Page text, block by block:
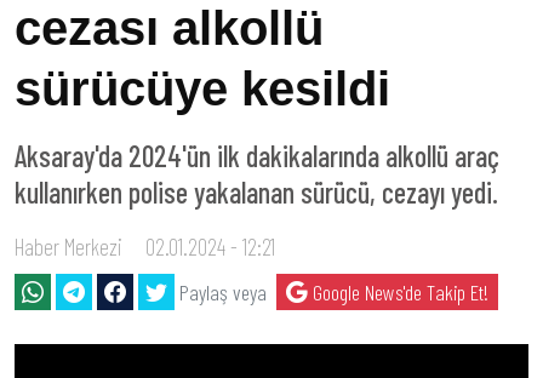
cezası alkollü
sürücüye kesildi
Aksaray'da 2024'ün ilk dakikalarında alkollü araç
kullanırken polise yakalanan sürücü, cezayı yedi.
Haber Merkezi 02.01.2024 - 12:21
Paylaş veya Google News'de Takip Et!